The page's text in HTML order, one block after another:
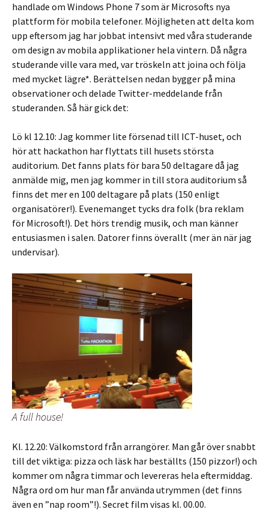
handlade om Windows Phone 7 som är Microsofts nya
plattform för mobila telefoner. Möjligheten att delta kom
upp eftersom jag har jobbat intensivt med våra studerande
om design av mobila applikationer hela vintern. Då några
studerande ville vara med, var tröskeln att joina och följa
med mycket lägre*. Berättelsen nedan bygger på mina
observationer och delade Twitter-meddelande från
studeranden. Så här gick det:
Lö kl 12.10: Jag kommer lite försenad till ICT-huset, och
hör att hackathon har flyttats till husets största
auditorium. Det fanns plats för bara 50 deltagare då jag
anmälde mig, men jag kommer in till stora auditorium så
finns det mer en 100 deltagare på plats (150 enligt
organisatörer!). Evenemanget tycks dra folk (bra reklam
för Microsoft!). Det hörs trendig musik, och man känner
entusiasmen i salen. Datorer finns överallt (mer än när jag
undervisar).
A full house!
Kl. 12.20: Välkomstord från arrangörer. Man går över snabbt
till det viktiga: pizza och läsk har beställts (150 pizzor!) och
kommer om några timmar och levereras hela eftermiddag.
Några ord om hur man får använda utrymmen (det finns
även en ”nap room”!). Secret film visas kl. 00.00.